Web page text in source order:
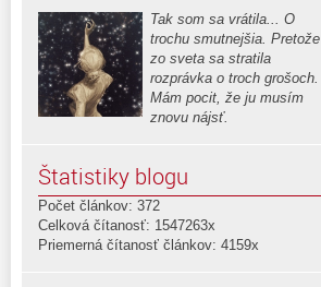
Tak som sa vrátila... O
trochu smutnejšia. Pretože
zo sveta sa stratila
rozprávka o troch grošoch.
Mám pocit, že ju musím
znovu nájsť.
Štatistiky blogu
Počet článkov: 372
Celková čítanosť: 1547263x
Priemerná čítanosť článkov: 4159x